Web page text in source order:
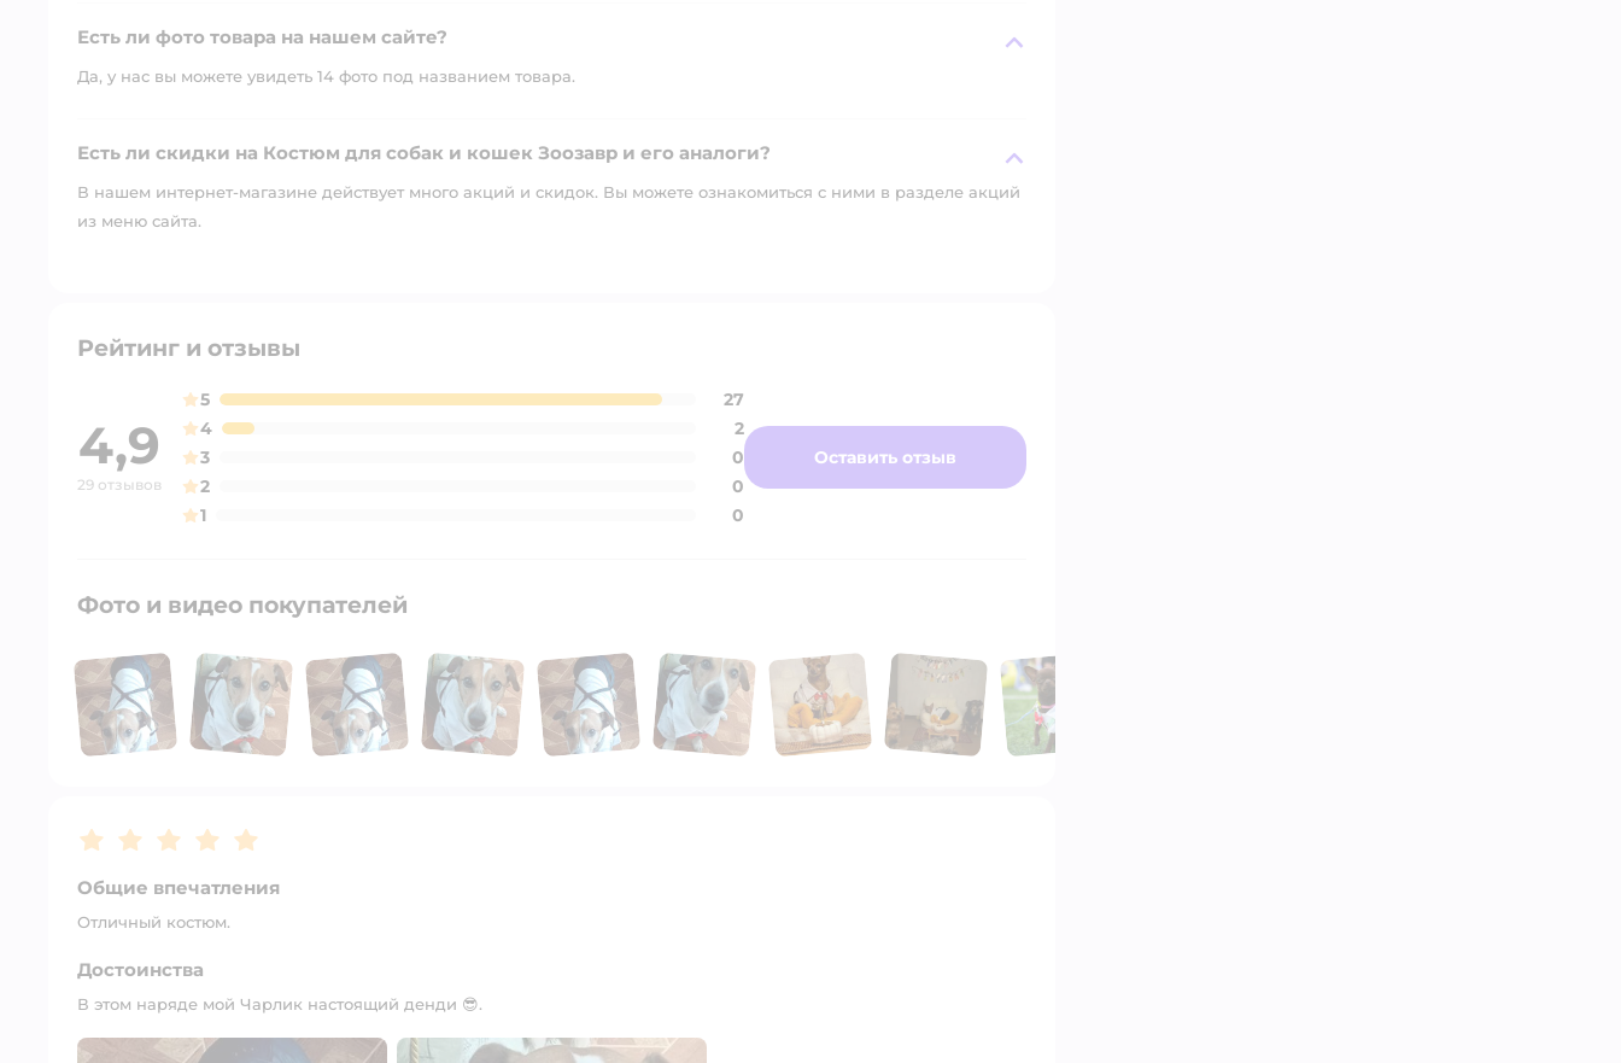
Есть ли фото товара на нашем сайте?
Да, у нас вы можете увидеть 14 фото под названием товара.
Есть ли скидки на Костюм для собак и кошек Зоозавр и его аналоги?
В нашем интернет-магазине действует много акций и скидок. Вы можете ознакомиться с ними в разделе акций
из меню сайта.
Рейтинг и отзывы
4,9
29 отзывов
5
27
4
2
3
0
2
0
1
0
Оставить отзыв
Фото и видео покупателей
Рейтинг:5
Общие впечатления
Отличный костюм.
Достоинства
В этом наряде мой Чарлик настоящий денди 😎.